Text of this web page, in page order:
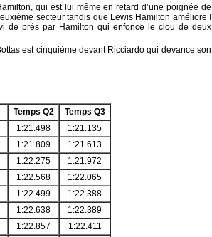
qui est lui même en retard d’une poignée de
secteur tandis que Lewis Hamilton améliore !
de près par Hamilton qui enfonce le clou de deux
est cinquième devant Ricciardo qui devance son
Temps Q2
Temps Q3
1:21.498
1:21.135
1:21.809
1:21.613
1:22.275
1:21.972
1:22.568
1:22.065
1:22.499
1:22.388
1:22.638
1:22.389
1:22.857
1:22.411